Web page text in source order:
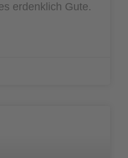
erdenklich Gute.